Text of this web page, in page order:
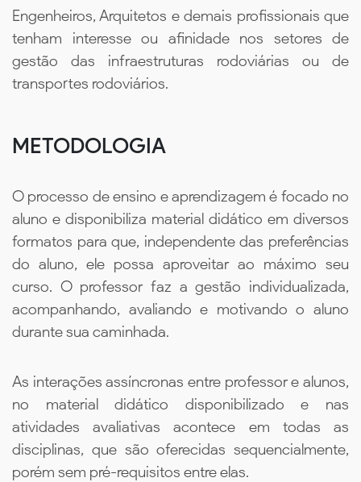
Engenheiros, Arquitetos e demais profissionais que
tenham interesse ou afinidade nos setores de
gestão das infraestruturas rodoviárias ou de
transportes rodoviários.
METODOLOGIA
O processo de ensino e aprendizagem é focado no
aluno e disponibiliza material didático em diversos
formatos para que, independente das preferências
do aluno, ele possa aproveitar ao máximo seu
curso. O professor faz a gestão individualizada,
acompanhando, avaliando e motivando o aluno
durante sua caminhada.
As interações assíncronas entre professor e alunos,
no material didático disponibilizado e nas
atividades avaliativas acontece em todas as
disciplinas, que são oferecidas sequencialmente,
porém sem pré-requisitos entre elas.